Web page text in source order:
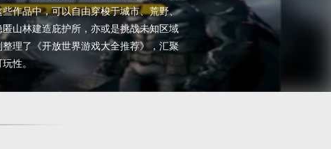
作品中，可以自由穿梭于城市、荒野、
山林建造庇护所，亦或是挑战未知区域
理了《开放世界游戏大全推荐》，汇聚
玩性。